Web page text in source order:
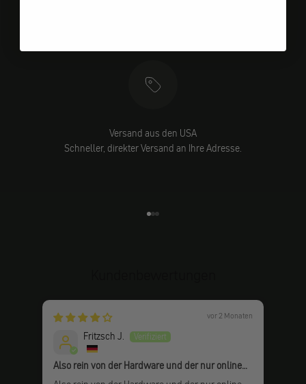
Versand aus den USA
Schneller, direkter Versand an Ihre Adresse.
vor 2 Monaten
Fritzsch J.
Also rein von der Hardware und der nur online
verfügbaren Anleitung her bin ich echt am